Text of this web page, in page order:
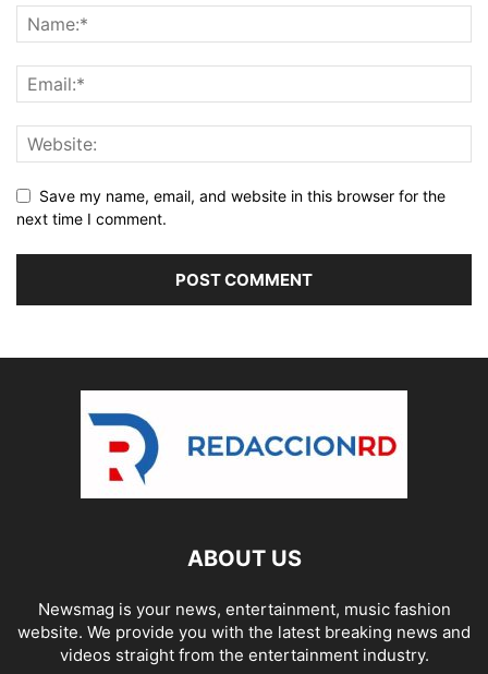
Save my name, email, and website in this browser for the
next time I comment.
ABOUT US
Newsmag is your news, entertainment, music fashion
website. We provide you with the latest breaking news and
videos straight from the entertainment industry.